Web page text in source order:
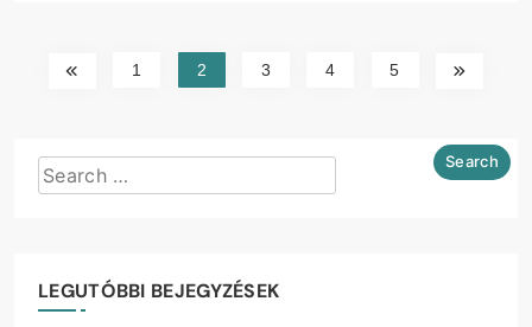
1 2 3 4 5
LEGUTÓBBI BEJEGYZÉSEK